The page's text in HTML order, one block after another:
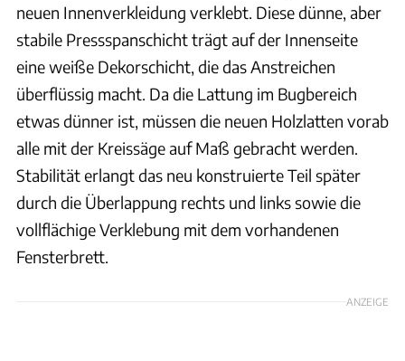
neuen Innenverkleidung verklebt. Diese dünne, aber
stabile Pressspanschicht trägt auf der Innenseite
eine weiße Dekorschicht, die das Anstreichen
überflüssig macht. Da die Lattung im Bugbereich
etwas dünner ist, müssen die neuen Holzlatten vorab
alle mit der Kreissäge auf Maß gebracht werden.
Stabilität erlangt das neu konstruierte Teil später
durch die Überlappung rechts und links sowie die
vollflächige Verklebung mit dem vorhandenen
Fensterbrett.
ANZEIGE